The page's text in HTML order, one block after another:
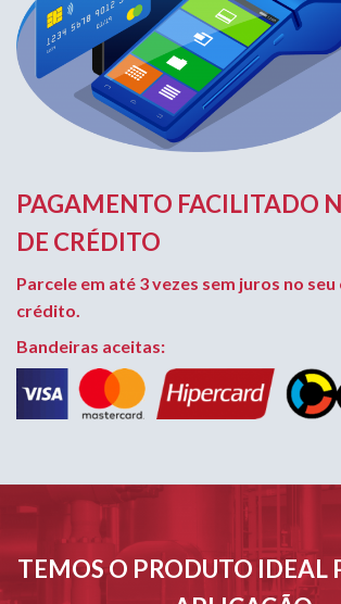
PAGAMENTO FACILITADO
DE CRÉDITO
Parcele em até 3 vezes sem juros no
crédito.
Bandeiras aceitas:
TEMOS O PRODUTO IDEAL